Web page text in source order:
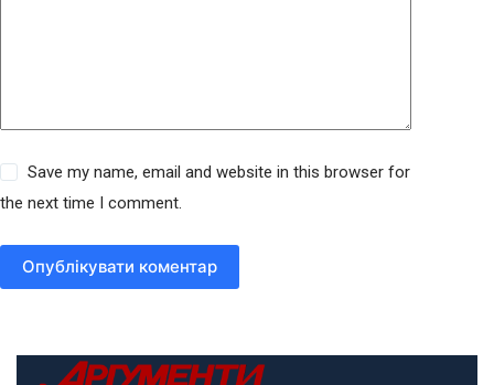
Save my name, email and website in this browser for
the next time I comment.
Опублікувати коментар